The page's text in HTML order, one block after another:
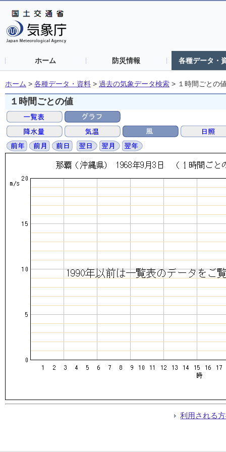
ホーム 防災情報 各種データ・
ホーム > 各種データ・資料 > 過去の気象データ検索 > １時間ごとの
１時間ごとの値
利用される